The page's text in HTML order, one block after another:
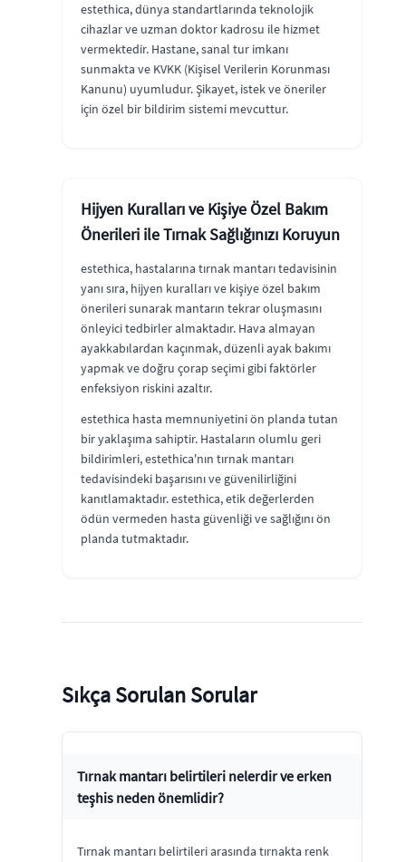
estethica, dünya standartlarında teknolojik
cihazlar ve uzman doktor kadrosu ile hizmet
vermektedir. Hastane, sanal tur imkanı
sunmakta ve KVKK (Kişisel Verilerin Korunması
Kanunu) uyumludur. Şikayet, istek ve öneriler
için özel bir bildirim sistemi mevcuttur.
Hijyen Kuralları ve Kişiye Özel Bakım
Önerileri ile Tırnak Sağlığınızı Koruyun
estethica, hastalarına tırnak mantarı tedavisinin
yanı sıra, hijyen kuralları ve kişiye özel bakım
önerileri sunarak mantarın tekrar oluşmasını
önleyici tedbirler almaktadır. Hava almayan
ayakkabılardan kaçınmak, düzenli ayak bakımı
yapmak ve doğru çorap seçimi gibi faktörler
enfeksiyon riskini azaltır.
estethica hasta memnuniyetini ön planda tutan
bir yaklaşıma sahiptir. Hastaların olumlu geri
bildirimleri, estethica'nın tırnak mantarı
tedavisindeki başarısını ve güvenilirliğini
kanıtlamaktadır. estethica, etik değerlerden
ödün vermeden hasta güvenliği ve sağlığını ön
planda tutmaktadır.
Sıkça Sorulan Sorular
Tırnak mantarı belirtileri nelerdir ve erken
teşhis neden önemlidir?
Tırnak mantarı belirtileri arasında tırnakta renk